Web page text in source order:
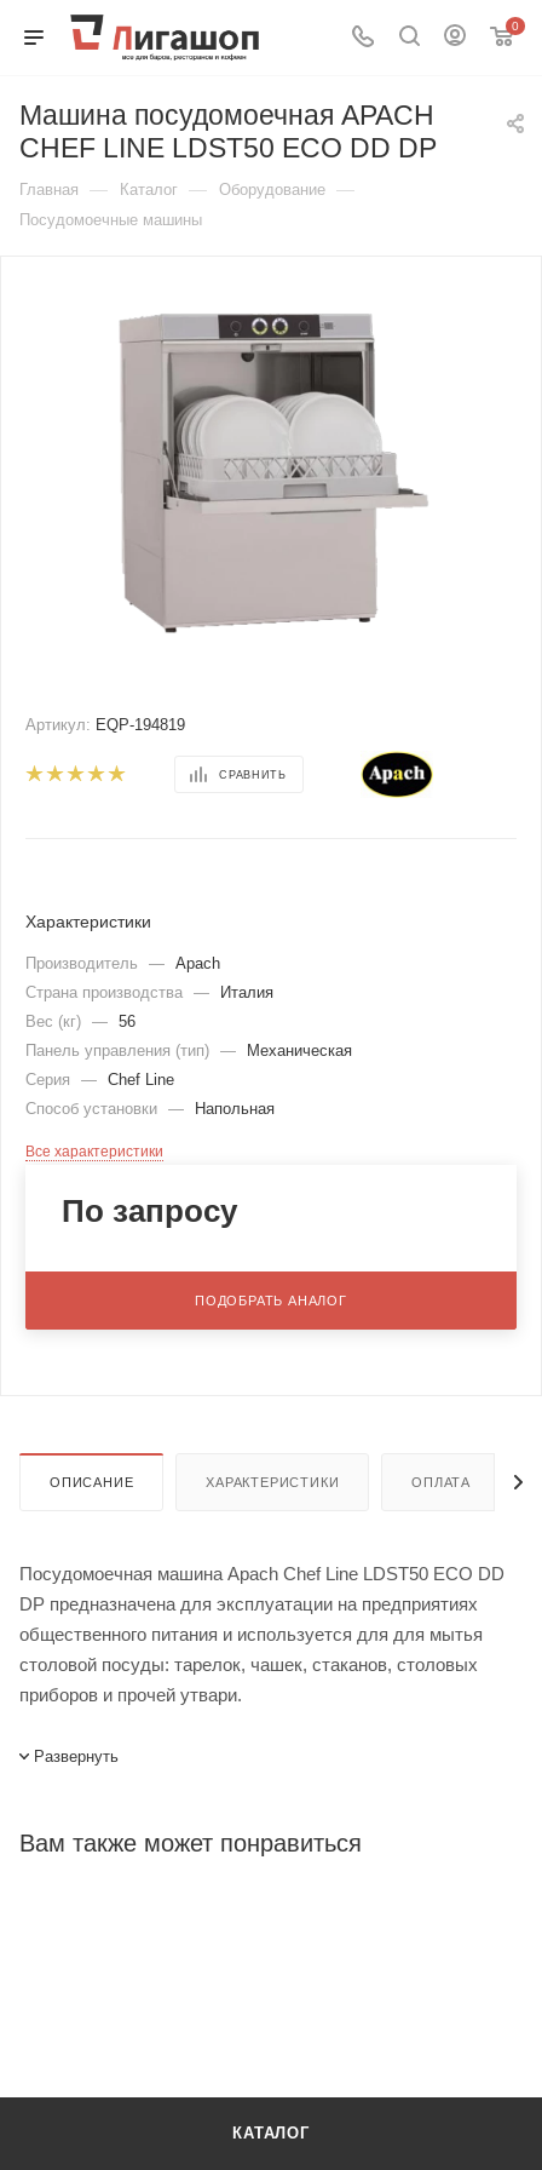
0
Машина посудомоечная APACH
CHEF LINE LDST50 ECO DD DP
Главная — Каталог — Оборудование —
Посудомоечные машины
Артикул: EQP-194819
СРАВНИТЬ
Характеристики
Производитель — Apach
Страна производства —
Италия
Вес (кг) — 56
Панель управления (тип) —
Механическая
Серия
— Chef Line
Способ установки — Напольная
Все характеристики
По запросу
ПОДОБРАТЬ АНАЛОГ
ОПИСАНИЕ ХАРАКТЕРИСТИКИ ОПЛАТА
Посудомоечная машина Apach Chef Line LDST50 ECO DD
DP предназначена для эксплуатации на предприятиях
общественного питания и используется для для мытья
столовой посуды: тарелок, чашек, стаканов, столовых
приборов и прочей утвари.
Особенности
Помпа DuoFlow 1
Развернуть
Вам также может понравиться
КАТАЛОГ